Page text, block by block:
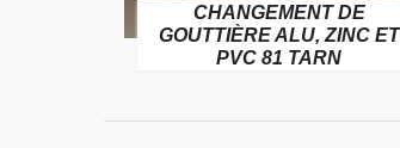
CHANGEMENT DE
GOUTTIÈRE ALU, ZINC ET
PVC 81 TARN